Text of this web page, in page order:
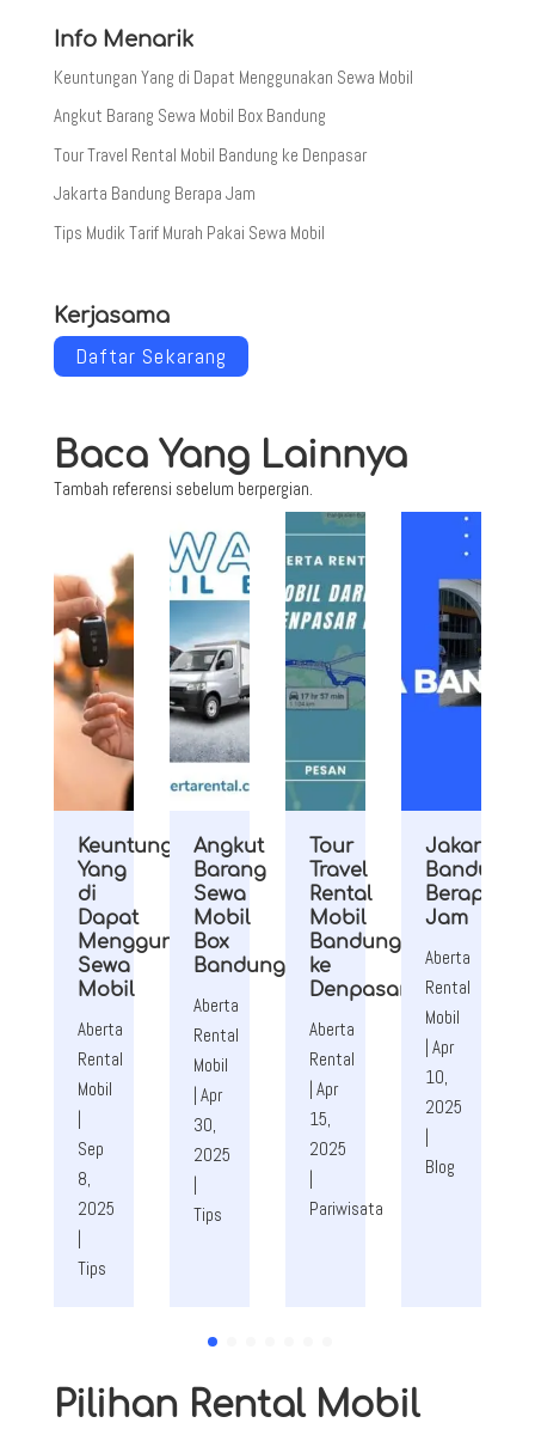
Info Menarik
Keuntungan Yang di Dapat Menggunakan Sewa Mobil
Angkut Barang Sewa Mobil Box Bandung
Tour Travel Rental Mobil Bandung ke Denpasar
Jakarta Bandung Berapa Jam
Tips Mudik Tarif Murah Pakai Sewa Mobil
Kerjasama
Daftar Sekarang
Baca Yang Lainnya
Tambah referensi sebelum berpergian.
Keuntungan
Yang
di
Dapat
Menggunakan
Sewa
Mobil
Aberta
Rental
Mobil
|
Sep
8,
2025
|
Tips
Angkut
Barang
Sewa
Mobil
Box
Bandung
Aberta
Rental
Mobil
| Apr
30,
2025
|
Tips
Tour
Travel
Rental
Mobil
Bandung
ke
Denpasar
Aberta
Rental
| Apr
15,
2025
|
Pariwisata
Jakarta
Bandung
Berapa
Jam
Aberta
Rental
Mobil
| Apr
10,
2025
|
Blog
Pilihan Rental Mobil